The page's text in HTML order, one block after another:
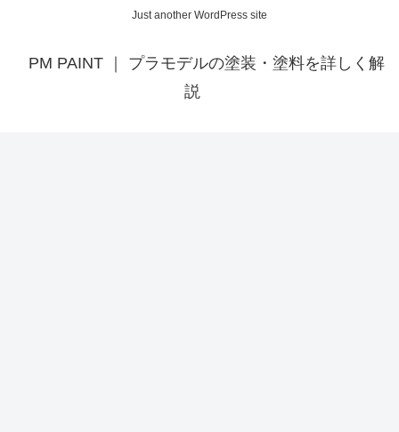
Just another WordPress site
PM PAINT ｜ プラモデルの塗装・塗料を詳しく解
説